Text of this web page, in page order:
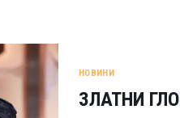
НОВИНИ
ЗЛАТНИ